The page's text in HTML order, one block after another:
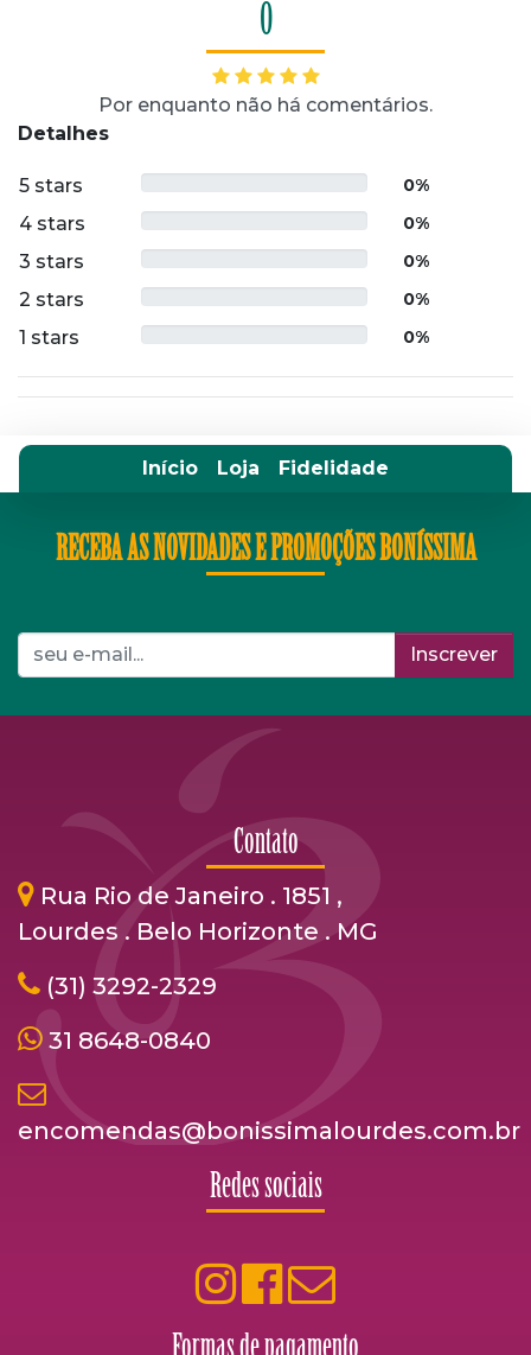
0
Por enquanto não há comentários.
Detalhes
5 stars 0%
4 stars 0%
3 stars 0%
2 stars 0%
1 stars 0%
Início Loja Fidelidade
RECEBA AS NOVIDADES E PROMOÇÕES BONÍSSIMA
Inscrever
Contato
Rua Rio de Janeiro . 1851 ,
Lourdes . Belo Horizonte . MG
(31) 3292-2329
31 8648-0840
encomendas@bonissimalourdes.com.br
Redes sociais